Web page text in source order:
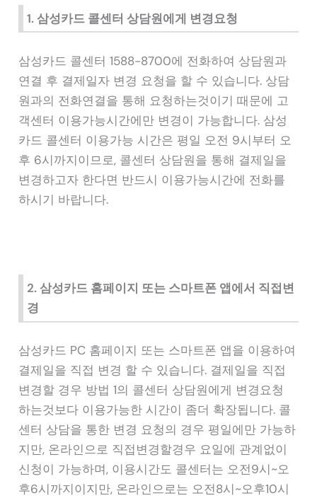
1. 삼성카드 콜센터 상담원에게 변경요청
삼성카드 콜센터 1588-8700에 전화하여 상담원과
연결 후 결제일자 변경 요청을 할 수 있습니다. 상담
원과의 전화연결을 통해 요청하는것이기 때문에 고
객센터 이용가능시간에만 변경이 가능합니다. 삼성
카드 콜센터 이용가능 시간은 평일 오전 9시부터 오
후 6시까지이므로, 콜센터 상담원을 통해 결제일을
변경하고자 한다면 반드시 이용가능시간에 전화를
하시기 바랍니다.
2. 삼성카드 홈페이지 또는 스마트폰 앱에서 직접변
경
삼성카드 PC 홈페이지 또는 스마트폰 앱을 이용하여
결제일을 직접 변경 할 수 있습니다. 결제일을 직접
변경할 경우 방법 1의 콜센터 상담원에게 변경요청
하는것보다 이용가능한 시간이 좀더 확장됩니다. 콜
센터 상담을 통한 변경 요청의 경우 평일에만 가능하
지만, 온라인으로 직접변경할경우 요일에 관계없이
신청이 가능하며, 이용시간도 콜센터는 오전9시~오
후6시까지이지만, 온라인으로는 오전8시~오후10시